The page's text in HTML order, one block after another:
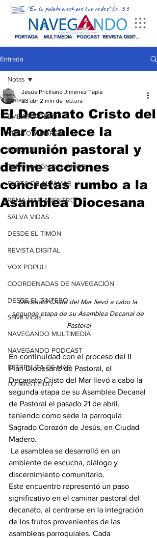
"En tu palabra echaré tus redes" Lc. 5,5
PORTADA MULTIMEDIA PODCAST REVISTA DIGITAL
Entrada
Notas
EMBARCADERO
VIENTO Y MAREA
FARO DE LA FE
TRIPULACIÓN DEL AMOR
FLOTA DE ALTAMAR
REMA MAR ADENTRO
SALVA VIDAS
DESDE EL TIMÓN
REVISTA DIGITAL
VOX POPULI
COORDENADAS DE NAVEGACIÓN
DESDE EL TINTERO
Salva Vidas
NAVEGANDO MULTIMEDIA
NAVEGANDO PODCAST
ESTRELLITA DE MAR
LO MÁS LEÍDO
Notas
El Decanato Cristo del
Mar fortalece la
comunión pastoral y
define acciones
concretas rumbo a la
Asamblea Diocesana
Jesús Priciliano Jiménez Tapia
28 abr 2 min de lectura
Decanato Cristo del Mar llevó a cabo la
segunda etapa de su Asamblea Decanal de
Pastoral
En continuidad con el proceso del II
Plan Diocesano de Pastoral, el
Decanato Cristo del Mar llevó a cabo la
segunda etapa de su Asamblea Decanal
de Pastoral el pasado 21 de abril,
teniendo como sede la parroquia
Sagrado Corazón de Jesús, en Ciudad
Madero.
ambiente de escucha, diálogo y
discernimiento comunitario.
Este encuentro representó un paso
significativo en el caminar pastoral del
decanato, al centrarse en la integración
de los frutos provenientes de las
asambleas parroquiales. Cada